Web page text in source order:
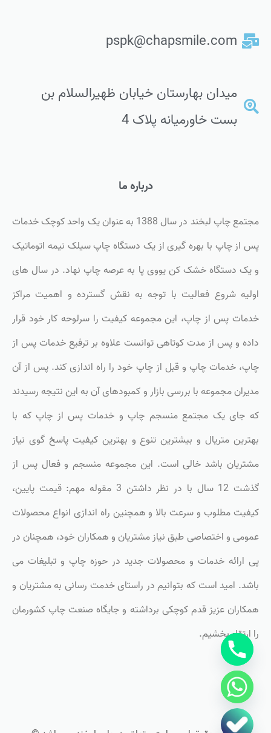
pspk@chapsmile.com
میدان بهارستان خیابان ظهیرالسلام بن
بست خاورمیانه پلاک 4
درباره ما
مجتمع چاپ لبخند در سال 1388 به عنوان یک واحد کوچک خدمات
پس از چاپ با بهره گیری از یک دستگاه چاپ سیلک نیمه اتوماتیک
و یک دستگاه خشک کن یووی پا به عرصه چاپ نهاد. در سال های
اولیه شروع فعالیت با توجه به نقش گسترده و اهمیت مراکز
خدمات پس از چاپ، این مجموعه کیفیت را سرلوحه کار خود قرار
داده و پس از مدت کوتاهی توانست علاوه بر ترفیع خدمات پس از
چاپ، خدمات چاپ و قبل از چاپ خود را راه اندازی کند. پس از آن
مدیران مجموعه با بررسی بازار و کمبودهای آن به این نتیجه رسیدند
که جای یک مجتمع منسجم چاپ و خدمات پس از چاپ که با
بهترین متریال و بیشترین تنوع و بهترین کیفیت پاسخ گوی نیاز
مشتریان باشد خالی است. این مجموعه منسجم و فعال پس از
گذشت 12 سال با در نظر داشتن 3 مقوله مهم: قیمت پایین،
کیفیت مطلوب و سرعت بالا و همچنین راه اندازی انواع محصولات
عمومی و اختصاصی طبق نیاز مشتریان و همکاران خود، همچنان در
پی ارائه خدمات و محصولات جدید در حوزه چاپ و تبلیغات می
باشد. امید است که بتوانیم در راستای خدمت رسانی به مشتریان و
همکاران عزیز قدم کوچکی برداشته و جایگاه صنعت چاپ کشورمان
را ارتقاء بخشیم.